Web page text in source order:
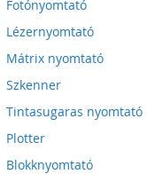
Fotónyomtató
Lézernyomtató
Mátrix nyomtató
Szkenner
Tintasugaras nyomtató
Plotter
Blokknyomtató